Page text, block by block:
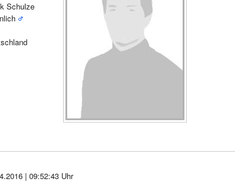
Schulze
| 09:52:43 Uhr